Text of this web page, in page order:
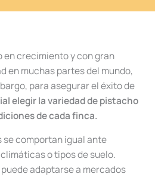
en crecimiento y con gran
en muchas partes del mundo,
para asegurar el éxito de
elegir la variedad de pistacho
de cada finca.
se comportan igual ante
o tipos de suelo.
adaptarse a mercados